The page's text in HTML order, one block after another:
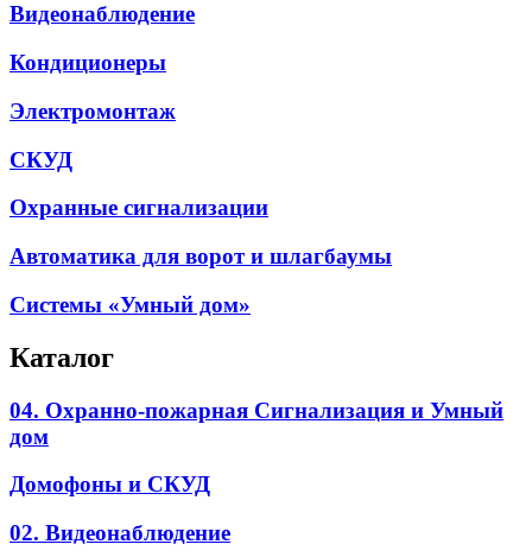
Видеонаблюдение
Кондиционеры
Электромонтаж
СКУД
Охранные сигнализации
Автоматика для ворот и шлагбаумы
Системы «Умный дом»
Каталог
04. Охранно-пожарная Сигнализация и Умный
дом
Домофоны и СКУД
02. Видеонаблюдение